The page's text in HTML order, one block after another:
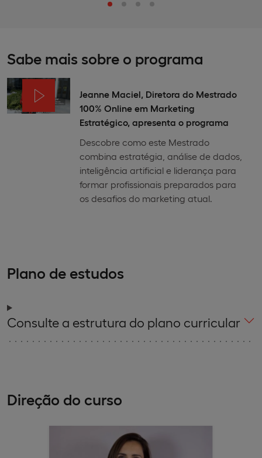
Sabe mais sobre o programa
Jeanne Maciel, Diretora do Mestrado
100% Online em Marketing
Estratégico, apresenta o programa
Descobre como este Mestrado
combina estratégia, análise de dados,
inteligência artificial e liderança para
formar profissionais preparados para
os desafios do marketing atual.
Plano de estudos
Consulte a estrutura do plano curricular
Direção do curso